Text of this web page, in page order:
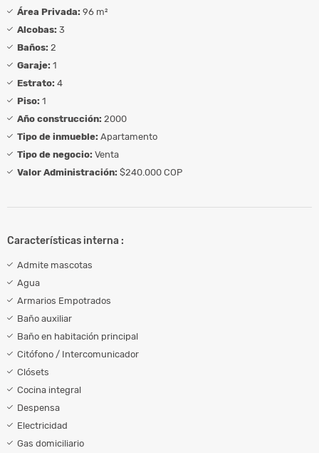
Área Privada: 96 m²
Alcobas: 3
Baños: 2
Garaje: 1
Estrato: 4
Piso: 1
Año construcción: 2000
Tipo de inmueble: Apartamento
Tipo de negocio: Venta
Valor Administración: $240.000 COP
Características interna :
Admite mascotas
Agua
Armarios Empotrados
Baño auxiliar
Baño en habitación principal
Citófono / Intercomunicador
Clósets
Cocina integral
Despensa
Electricidad
Gas domiciliario